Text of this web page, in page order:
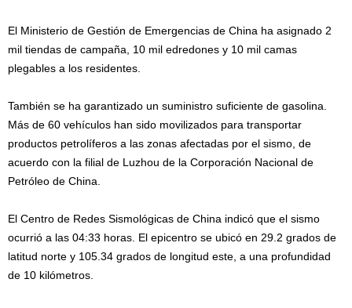
El Ministerio de Gestión de Emergencias de China ha asignado 2
mil tiendas de campaña, 10 mil edredones y 10 mil camas
plegables a los residentes.
También se ha garantizado un suministro suficiente de gasolina.
Más de 60 vehículos han sido movilizados para transportar
productos petrolíferos a las zonas afectadas por el sismo, de
acuerdo con la filial de Luzhou de la Corporación Nacional de
Petróleo de China.
El Centro de Redes Sismológicas de China indicó que el sismo
ocurrió a las 04:33 horas. El epicentro se ubicó en 29.2 grados de
latitud norte y 105.34 grados de longitud este, a una profundidad
de 10 kilómetros.